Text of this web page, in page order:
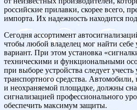
российские прилавки, скорее всего,
импорта. Их надежность находится
Сегодня ассортимент
чтобы любой владелец мог найти
вариант. При этом установка
техническими и функциональными
при выборе устройства следует
транспортного средства.
и неохраняемой площадке, должны
сигнализацией профессионального
обеспечить максимум защиты.